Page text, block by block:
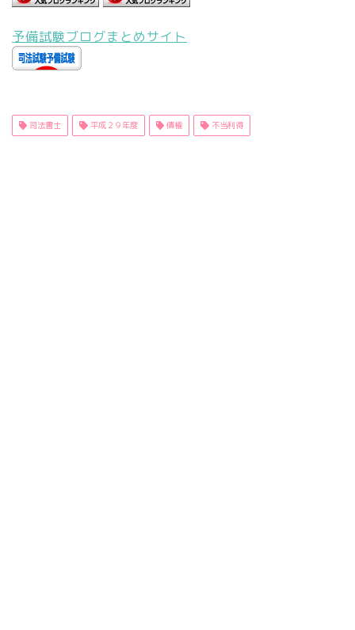
予備試験ブログまとめサイト
司法書士 平成２９年度 債権 不当利得